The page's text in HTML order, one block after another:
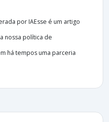
por IAEsse é um artigo
nossa política de
há tempos uma parceria